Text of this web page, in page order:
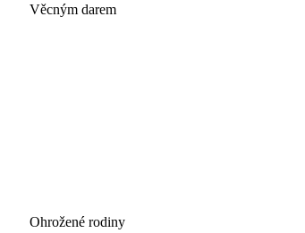
Věcným darem
Ohrožené rodiny